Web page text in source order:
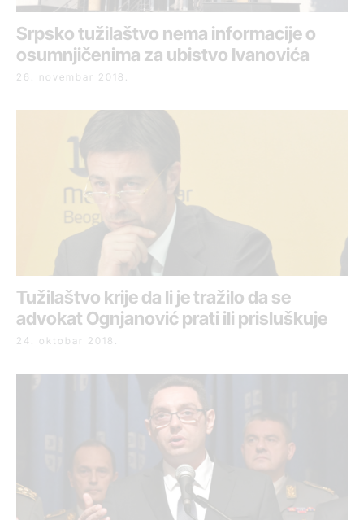
Srpsko tužilaštvo nema informacije o
osumnjičenima za ubistvo Ivanovića
26. novembar 2018.
Tužilaštvo krije da li je tražilo da se
advokat Ognjanović prati ili prisluškuje
24. oktobar 2018.